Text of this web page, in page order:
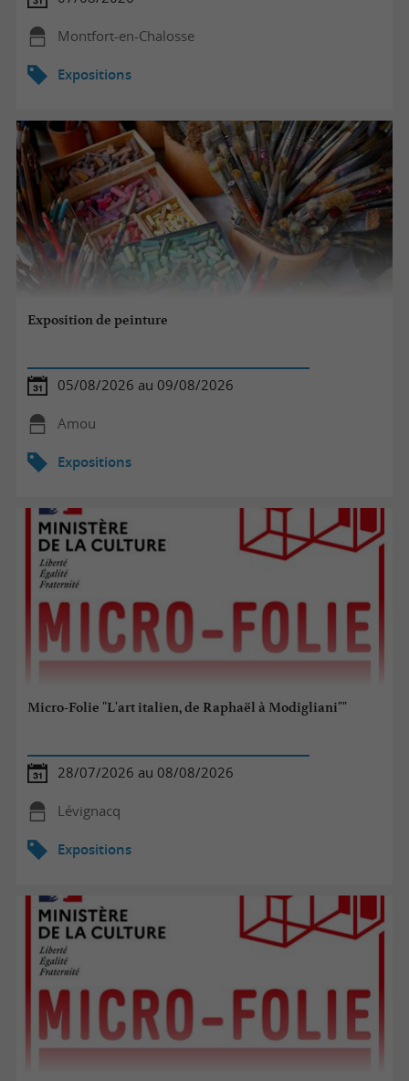
Montfort-en-Chalosse
Expositions
Exposition de peinture
05/08/2026 au 09/08/2026
Amou
Expositions
Micro-Folie "L'art italien, de Raphaël à Modigliani""
28/07/2026 au 08/08/2026
Lévignacq
Expositions